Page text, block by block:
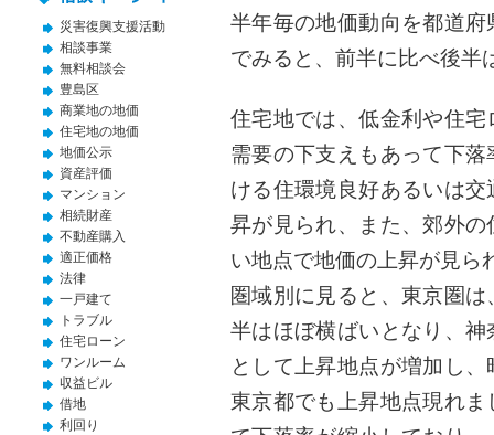
半年毎の地価動向を都道
でみると、前半に比べ後半
住宅地では、低金利や住
需要の下支えもあって下
ける住環境良好あるいは
昇が見られ、また、郊外
い地点で地価の上昇が見ら
圏域別に見ると、東京圏
半はほぼ横ばいとなり、
として上昇地点が増加し
東京都でも上昇地点現れ
災害復興支援活動
相談事業
無料相談会
豊島区
商業地の地価
住宅地の地価
地価公示
資産評価
マンション
相続財産
不動産購入
適正価格
法律
一戸建て
トラブル
住宅ローン
ワンルーム
収益ビル
借地
利回り